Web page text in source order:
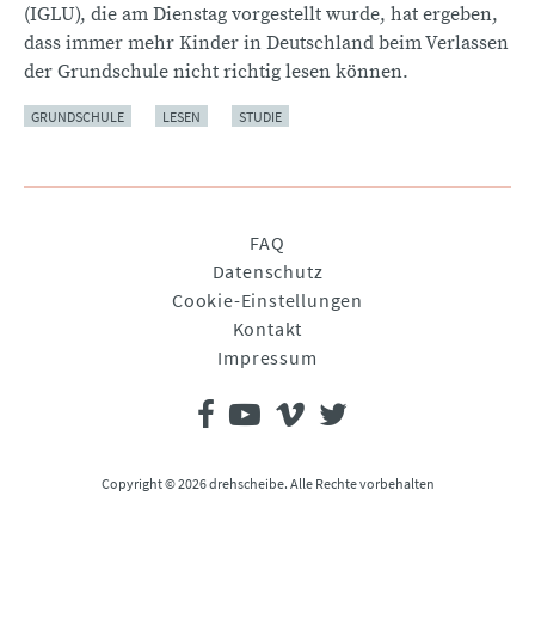
(IGLU), die am Dienstag vorgestellt wurde, hat ergeben,
dass immer mehr Kinder in Deutschland beim Verlassen
der Grundschule nicht richtig lesen können.
GRUNDSCHULE LESEN STUDIE
FAQ
Datenschutz
Cookie-Einstellungen
Kontakt
Impressum
Copyright © 2026 drehscheibe. Alle Rechte vorbehalten